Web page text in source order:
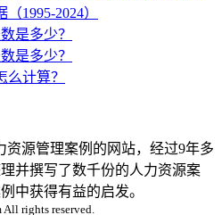
1995-2024）
是多少？
是多少？
么计算？
源管理案例的网站，经过9年多
并撰写了数千份的人力资源案
中获得有益的启发。
rights reserved.